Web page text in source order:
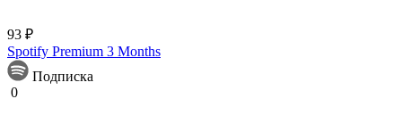
93 ₽
Spotify Premium 3 Months
Подписка
0